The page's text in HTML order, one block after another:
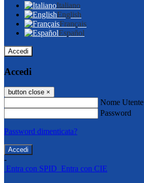
Italiano
English
Français
Español
Accedi
Accedi
button close ×
Nome Utente
Password
Password dimenticata?
-
Entra con SPID Entra con CIE